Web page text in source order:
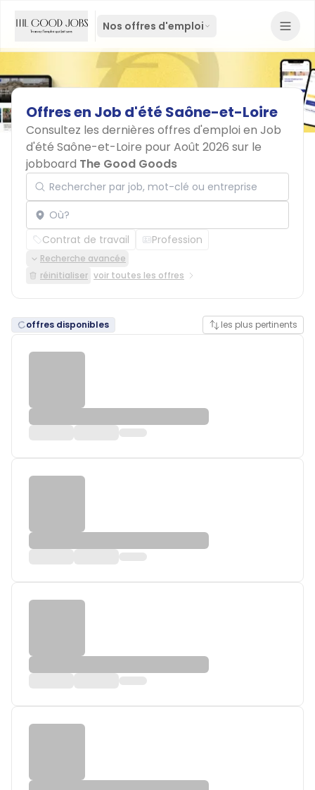
Nos offres d'emploi
Offresen Job d'été Saône-et-Loire
Consultez les dernières offres d'emploi en Job
d'été Saône-et-Loire pour Août 2026 sur le
jobboard The Good Goods
Rechercher par job, mot-clé ou entreprise
Localisation
Contrat de travail Profession
Recherche avancée
réinitialiser voir toutes les offres
offres disponibles les plus pertinents